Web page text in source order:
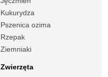
Kukurydza
Pszenica ozima
Rzepak
Ziemniaki
Zwierzęta